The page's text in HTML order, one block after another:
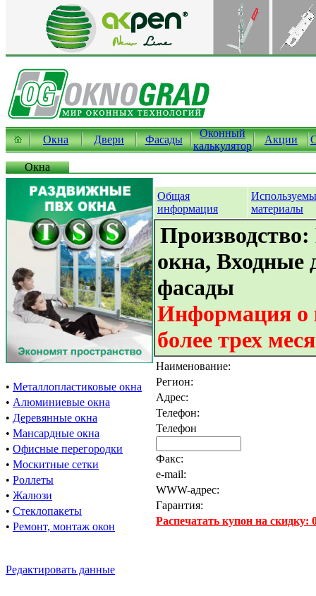
Окна Двери Фасады
Оконный
калькулятор
Акции
Окна
• Металлопластиковые окна
• Алюминиевые окна
• Деревянные окна
• Мансардные окна
• Офисные перегородки
• Москитные сетки
• Роллеты
• Жалюзи
• Стеклопакеты
• Ремонт, монтаж окон
Общая
информация
материалы
окна, Входные
фасады
Информация о
более трех
Наименование:
Регион:
Адрес:
Телефон:
Телефон
Факс:
e-mail:
WWW-адрес:
Гарантия:
Распечатать купон на скидку:
Редактировать данные